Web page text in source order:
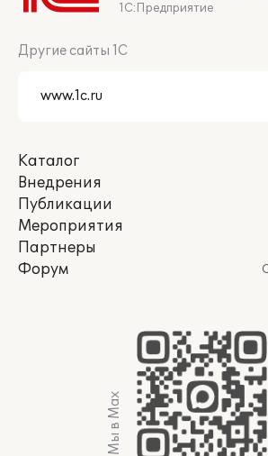
1С:Предприятие
Другие сайты 1С
Каталог
Внедрения
Публикации
Мероприятия
Партнеры
Форум
Мы в Max